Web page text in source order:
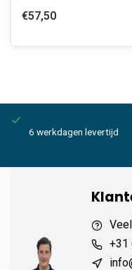
€57,50
6 werkdagen levertijd
+31